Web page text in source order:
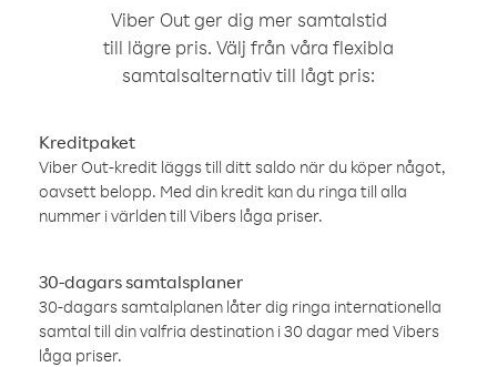
Viber Out ger dig mer samtalstid
till lägre pris. Välj från våra flexibla
samtalsalternativ till lågt pris:
Kreditpaket
Viber Out-kredit läggs till ditt saldo när du köper något,
oavsett belopp. Med din kredit kan du ringa till alla
nummer i världen till Vibers låga priser.
30-dagars samtalsplaner
30-dagars samtalplanen låter dig ringa internationella
samtal till din valfria destination i 30 dagar med Vibers
låga priser.